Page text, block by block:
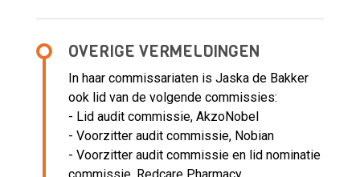
OVERIGE VERMELDINGEN
In haar commissariaten is Jaska de Bakker
ook lid van de volgende commissies:
- Lid audit commissie, AkzoNobel
- Voorzitter audit commissie, Nobian
- Voorzitter audit commissie en lid nominatie